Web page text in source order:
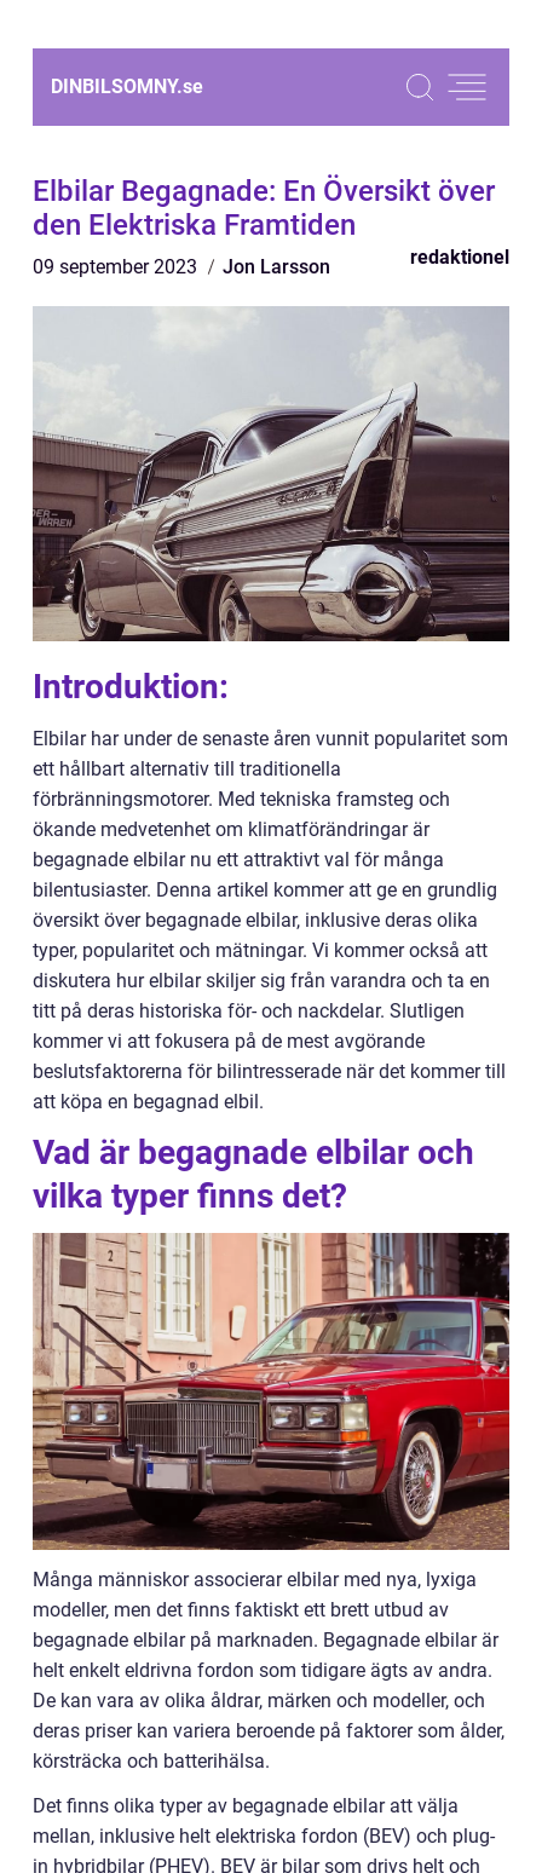
DINBILSOMNY.se
Elbilar Begagnade: En Översikt över
den Elektriska Framtiden
09 september 2023 Jon Larsson redaktionel
Introduktion:
Elbilar har under de senaste åren vunnit popularitet som
ett hållbart alternativ till traditionella
förbränningsmotorer. Med tekniska framsteg och
ökande medvetenhet om klimatförändringar är
begagnade elbilar nu ett attraktivt val för många
bilentusiaster. Denna artikel kommer att ge en grundlig
översikt över begagnade elbilar, inklusive deras olika
typer, popularitet och mätningar. Vi kommer också att
diskutera hur elbilar skiljer sig från varandra och ta en
titt på deras historiska för- och nackdelar. Slutligen
kommer vi att fokusera på de mest avgörande
beslutsfaktorerna för bilintresserade när det kommer till
att köpa en begagnad elbil.
Vad är begagnade elbilar och
vilka typer finns det?
Många människor associerar elbilar med nya, lyxiga
modeller, men det finns faktiskt ett brett utbud av
begagnade elbilar på marknaden. Begagnade elbilar är
helt enkelt eldrivna fordon som tidigare ägts av andra.
De kan vara av olika åldrar, märken och modeller, och
deras priser kan variera beroende på faktorer som ålder,
körsträcka och batterihälsa.
Det finns olika typer av begagnade elbilar att välja
mellan, inklusive helt elektriska fordon (BEV) och plug-
in hybridbilar (PHEV). BEV är bilar som drivs helt och